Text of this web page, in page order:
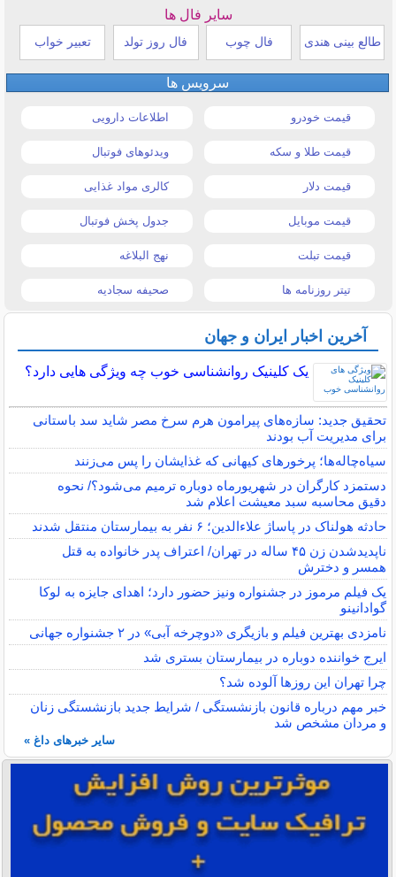
سایر فال ها
طالع بینی هندی فال چوب فال روز تولد تعبیر خواب
سرویس ها
قیمت خودرو اطلاعات دارویی
قیمت طلا و سکه ویدئوهای فوتبال
قیمت دلار کالری مواد غذایی
قیمت موبایل جدول پخش فوتبال
قیمت تبلت نهج البلاغه
تیتر روزنامه ها صحیفه سجادیه
آخرین اخبار ایران و جهان
یک کلینیک روانشناسی خوب چه ویژگی هایی دارد؟
تحقیق جدید: سازه‌های پیرامون هرم سرخ مصر شاید سد باستانی
برای مدیریت آب بودند
سیاه‌چاله‌ها؛ پرخورهای کیهانی که غذایشان را پس می‌زنند
دستمزد کارگران در شهریورماه دوباره ترمیم می‌شود؟/ نحوه
دقیق محاسبه سبد معیشت اعلام شد
حادثه هولناک در پاساژ علاءالدین؛ ۶ نفر به بیمارستان منتقل شدند
ناپدیدشدن زن ۴۵ ساله در تهران/ اعتراف پدر خانواده به قتل
همسر و دخترش
یک فیلم مرموز در جشنواره ونیز حضور دارد؛ اهدای جایزه به لوکا
گوادانینو
نامزدی بهترین فیلم و بازیگری «دوچرخه آبی» در ۲ جشنواره جهانی
ایرج خواننده دوباره در بیمارستان بستری شد
چرا تهران این روزها آلوده شد؟
خبر مهم درباره قانون بازنشستگی / شرایط جدید بازنشستگی زنان
و مردان مشخص شد
سایر خبرهای داغ »